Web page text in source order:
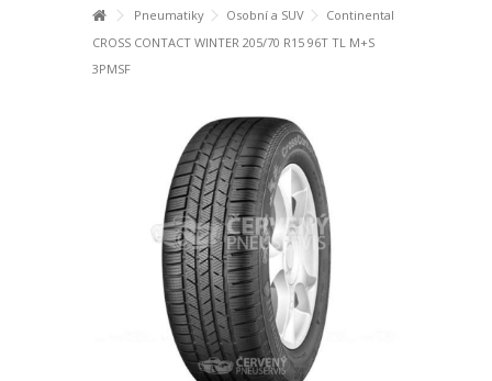
Pneumatiky Osobní a SUV
Continental
CROSS CONTACT WINTER 205/70 R15 96T TL M+S
3PMSF